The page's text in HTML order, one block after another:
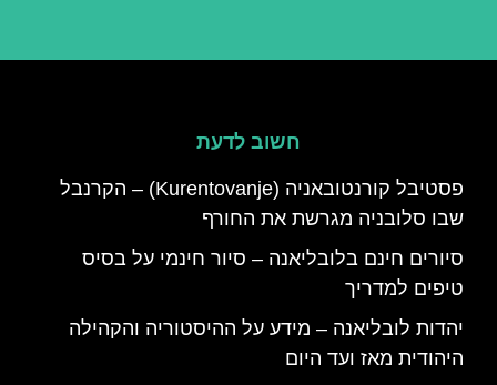
חשוב לדעת
פסטיבל קורנטובאניה (Kurentovanje) – הקרנבל
שבו סלובניה מגרשת את החורף
סיורים חינם בלובליאנה – סיור חינמי על בסיס
טיפים למדריך
יהדות לובליאנה – מידע על ההיסטוריה והקהילה
היהודית מאז ועד היום